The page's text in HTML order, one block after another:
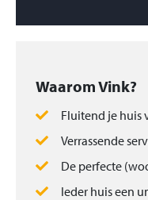
Waarom Vink?
Fluitend je huis
Verrassende
De perfecte
Ieder huis een